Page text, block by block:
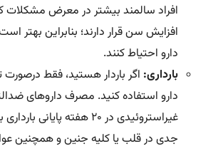
افراد سالمند بیشتر در معرض مشکلات
افزایش سن قرار دارند؛ بنابراین بهتر
دارو احتیاط کنند.
بارداری: اگر باردار هستید، فقط
دارو استفاده کنید. مصرف داروهای
غیراستروئیدی در ۲۰ هفته
جدی در قلب یا کلیه جنین و همچنین